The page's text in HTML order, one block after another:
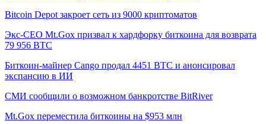
Bitcoin Depot закроет сеть из 9000 криптоматов
Экс-CEO Mt.Gox призвал к хардфорку биткоина для возврата
79 956 BTC
Биткоин-майнер Cango продал 4451 BTC и анонсировал
экспансию в ИИ
СМИ сообщили о возможном банкротстве BitRiver
Mt.Gox переместила биткоины на $953 млн